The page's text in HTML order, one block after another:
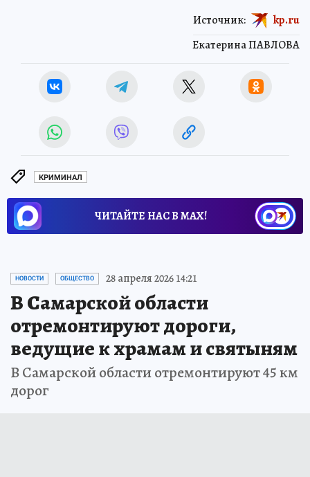
Екатерина ПАВЛОВА
Источник: kp.ru
КРИМИНАЛ
ЧИТАЙТЕ НАС В МАХ!
НОВОСТИ ОБЩЕСТВО 28 апреля 2026 14:21
В Самарской области
отремонтируют дороги,
ведущие к храмам и святыням
В Самарской области отремонтируют 45 км
дорог